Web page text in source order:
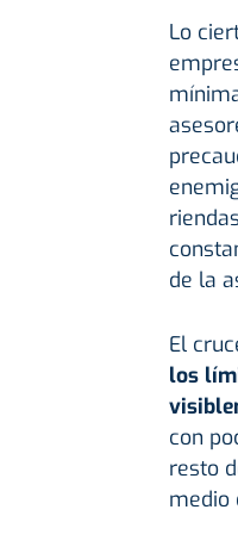
Lo
de la
El
los
con
resto
medio